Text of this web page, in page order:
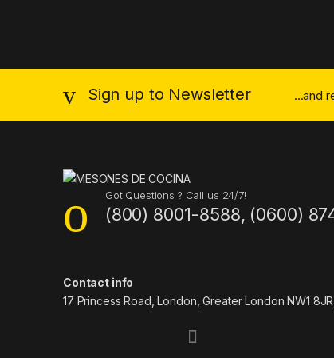
Sign up to Newsletter ...and
Got Questions ? Call us 24/7!
(800) 8001-8588, (0600)
Contact info
17 Princess Road, London, Greater London NW1